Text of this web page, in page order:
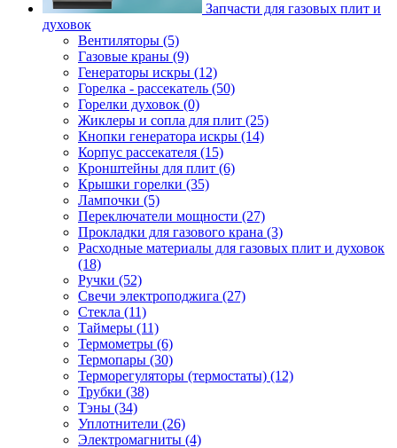
Запчасти для газовых плит и
духовок
Вентиляторы (5)
Газовые краны (9)
Генераторы искры (12)
Горелка - рассекатель (50)
Горелки духовок (0)
Жиклеры и сопла для плит (25)
Кнопки генератора искры (14)
Корпус рассекателя (15)
Кронштейны для плит (6)
Крышки горелки (35)
Лампочки (5)
Переключатели мощности (27)
Прокладки для газового крана (3)
Расходные материалы для газовых плит и духовок
(18)
Ручки (52)
Свечи электроподжига (27)
Стекла (11)
Таймеры (11)
Термометры (6)
Термопары (30)
Терморегуляторы (термостаты) (12)
Трубки (38)
Тэны (34)
Уплотнители (26)
Электромагниты (4)